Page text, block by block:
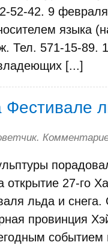
52-42. 9
языка
Тел. 571-15-89.
[...]
Фестивале
.
27-го
льда и снега.
провинция
событием